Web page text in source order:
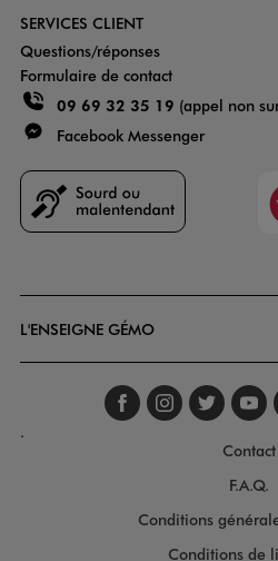
SERVICES CLIENT
Questions/réponses
Formulaire de contact
09 69 32 35 19 (appel non
Facebook Messenger
L'ENSEIGNE GÉMO
Suivez-
.
Contact
F.A.Q.
Conditions
Conditions de